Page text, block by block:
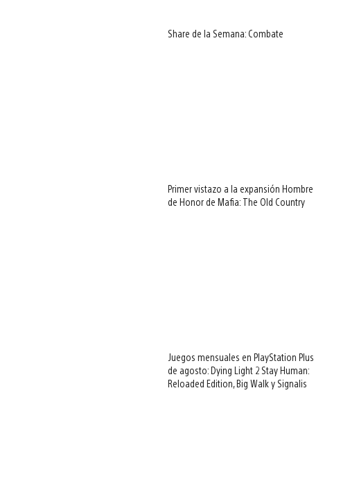
Share de la Semana: Combate
Primer vistazo a la expansión Hombre
de Honor de Mafia: The Old Country
Juegos mensuales en PlayStation Plus
de agosto: Dying Light 2 Stay Human:
Reloaded Edition, Big Walk y Signalis